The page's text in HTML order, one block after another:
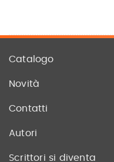
Catalogo
Novità
Contatti
Autori
Scrittori si diventa